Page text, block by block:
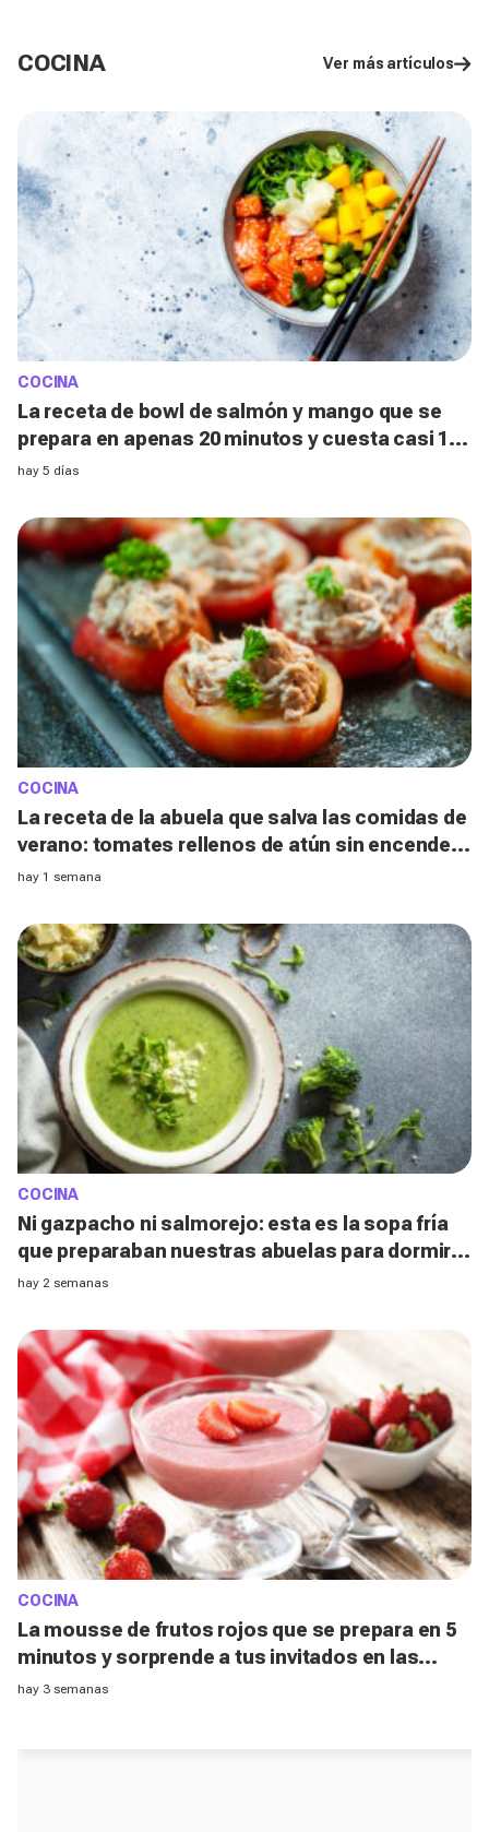
COCINA Ver más artículos
COCINA
La receta de bowl de salmón y mango que se
prepara en apenas 20 minutos y cuesta casi 10
€ menos que pedirla a domicilio
hay 5 días
COCINA
La receta de la abuela que salva las comidas de
verano: tomates rellenos de atún sin encender
el horno
hay 1 semana
COCINA
Ni gazpacho ni salmorejo: esta es la sopa fría
que preparaban nuestras abuelas para dormir
mejor durante las noches de calor
hay 2 semanas
COCINA
La mousse de frutos rojos que se prepara en 5
minutos y sorprende a tus invitados en las
noches de verano
hay 3 semanas